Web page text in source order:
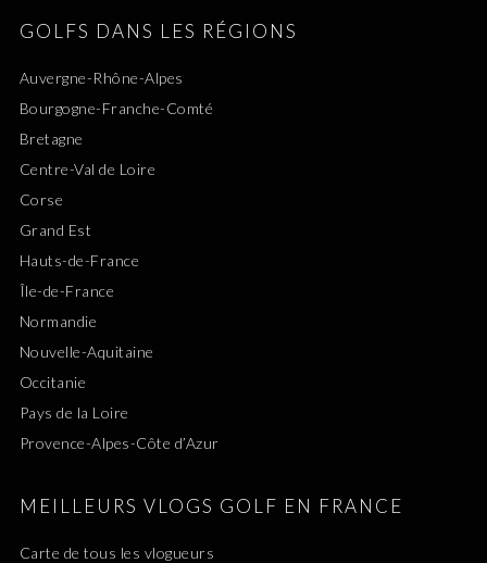
GOLFS DANS LES RÉGIONS
Auvergne-Rhône-Alpes
Bourgogne-Franche-Comté
Bretagne
Centre-Val de Loire
Corse
Grand Est
Hauts-de-France
Île-de-France
Normandie
Nouvelle-Aquitaine
Occitanie
Pays de la Loire
Provence-Alpes-Côte d’Azur
MEILLEURS VLOGS GOLF EN FRANCE
Carte de tous les vlogueurs